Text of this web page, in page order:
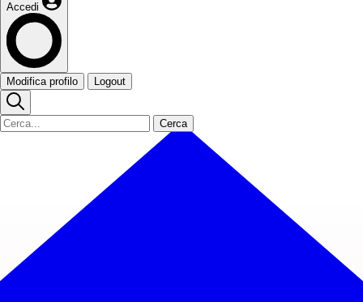
Accedi
Modifica profilo Logout
Cerca